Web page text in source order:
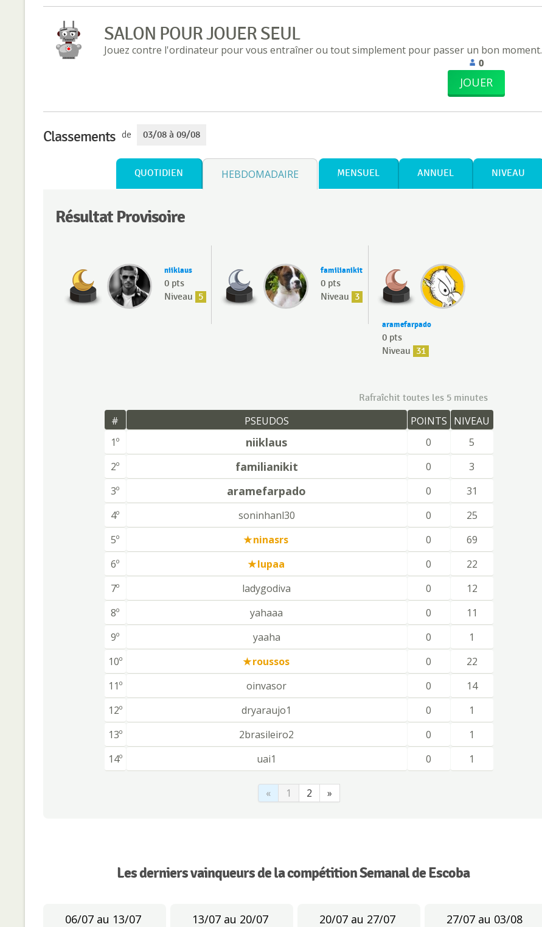
SALON POUR JOUER SEUL
Jouez contre l'ordinateur pour vous entraîner ou tout simplement pour passer un bon moment.
0
JOUER
Classements de 03/08 à 09/08
QUOTIDIEN HEBDOMADAIRE MENSUEL ANNUEL NIVEAU
Résultat Provisoire
niiklaus
0 pts
Niveau 5
familianikit
0 pts
Niveau 3
aramefarpado
0 pts
Niveau 31
Rafraîchit toutes les 5 minutes
# PSEUDOS POINTS NIVEAU
1º
niiklaus 0
5
2º
familianikit 0
3
3º
aramefarpado 0
31
4º
soninhanl30 0
25
5º
ninasrs 0
69
6º
lupaa 0
22
7º
ladygodiva 0
12
8º
yahaaa 0
11
9º
yaaha 0
1
10º
roussos 0
22
11º
oinvasor 0
14
12º
dryaraujo1 0
1
13º
2brasileiro2 0
1
14º
uai1 0 1
« 1 2 »
Les derniers vainqueurs de la compétition Semanal de Escoba
06/07 au 13/07 13/07 au 20/07 20/07 au 27/07 27/07 au 03/08